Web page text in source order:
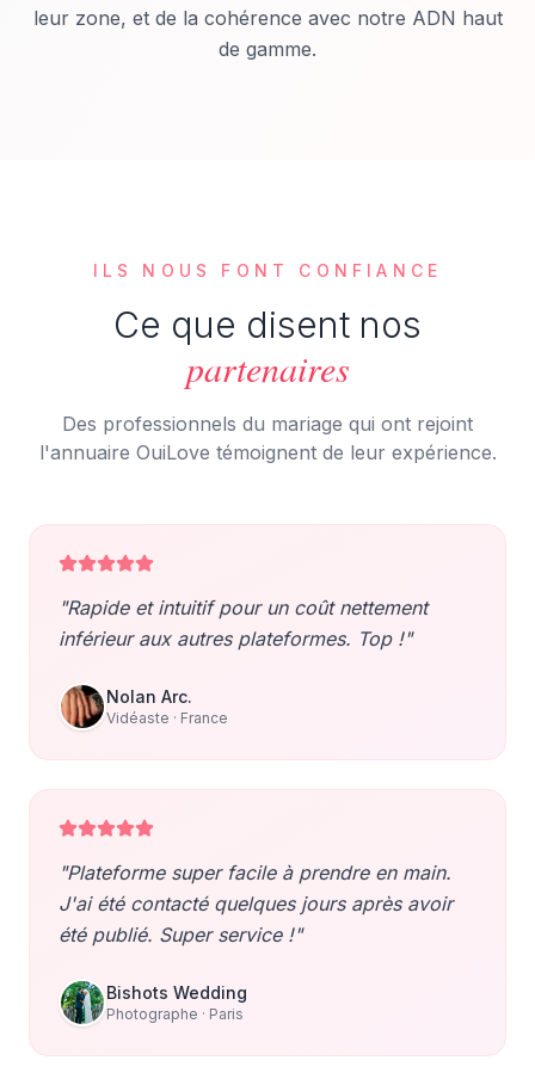
leur zone, et de la cohérence avec notre ADN haut
de gamme.
ILS NOUS FONT CONFIANCE
Ce que disent nos
partenaires
Des professionnels du mariage qui ont rejoint
l'annuaire OuiLove témoignent de leur expérience.
"Rapide et intuitif pour un coût nettement
inférieur aux autres plateformes. Top !"
Nolan Arc.
Vidéaste · France
"Plateforme super facile à prendre en main.
J'ai été contacté quelques jours après avoir
été publié. Super service !"
Bishots Wedding
Photographe · Paris